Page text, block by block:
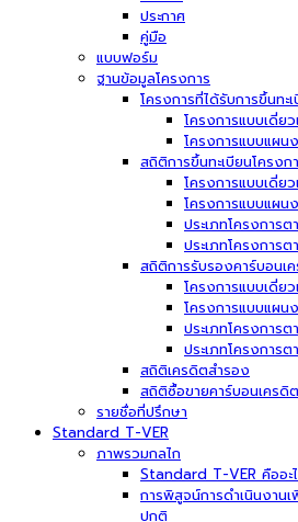
ประกาศ
คู่มือ
แบบฟอร์ม
ฐานข้อมูลโครงการ
โครงการที่ได้รับการขึ้นทะ
โครงการแบบเดี่ย
โครงการแบบแผน
สถิติการขึ้นทะเบียนโครงก
โครงการแบบเดี่ย
โครงการแบบแผน
ประเภทโครงการ
ประเภทโครงการ
สถิติการรับรองคาร์บอนเ
โครงการแบบเดี่ย
โครงการแบบแผน
ประเภทโครงการ
ประเภทโครงการ
สถิติเครดิตสำรอง
สถิติซื้อขายคาร์บอนเคร
รายชื่อที่ปรึกษา
Standard T-VER
ภาพรวมกลไก
Standard T-VER คืออะ
การพิสูจน์การดำเนินงาน
ปกติ